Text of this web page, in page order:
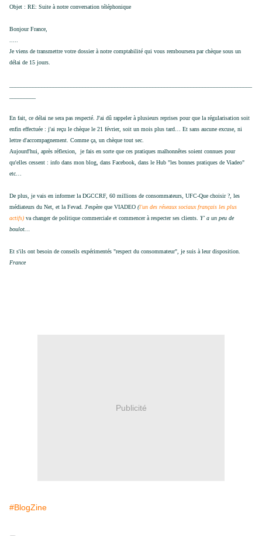
Objet : RE: Suite à notre conversation téléphonique
Bonjour France,
Je viens de transmettre votre dossier à notre comptabilité qui vous remboursera par chèque sous un
délai de 15 jours.
En fait, ce délai ne sera pas respecté. J'ai dû rappeler à plusieurs reprises pour que la régularisation soit
enfin effectuée : j'ai reçu le chèque le 21 février, soit un mois plus tard… Et sans aucune excuse, ni
lettre d'accompagnement. Comme ça, un chèque tout sec.
Aujourd'hui, après réflexion, je fais en sorte que ces pratiques malhonnêtes soient connues pour
qu'elles cessent : info dans mon blog, dans Facebook, dans le Hub "les bonnes pratiques de Viadeo"
etc…
De plus, je vais en informer la DGCCRF, 60 millions de consommateurs, UFC-Que choisir ?, les
médiateurs du Net, et la Fevad. J'espère que VIADEO (l'un des réseaux sociaux français les plus
actifs) va changer de politique commerciale et commencer à respecter ses clients. Y' a un peu de
boulot…
Et s'ils ont besoin de conseils expérimentés "respect du consommateur", je suis à leur disposition.
France
Publicité
#BlogZine